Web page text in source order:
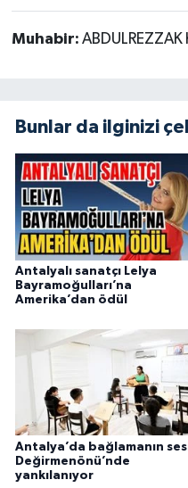
Muhabir: ABDULREZZAK
Bunlar da ilginizi
Antalyalı sanatçı Lelya
Bayramoğulları’na
Amerika’dan ödül
Antalya’da bağlamanın
Değirmenönü’nde
yankılanıyor